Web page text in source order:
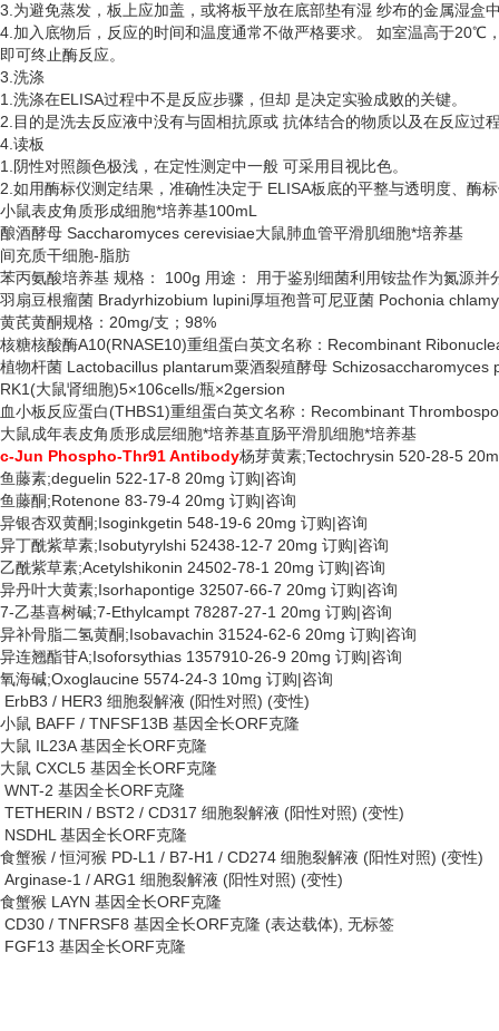
3.为避免蒸发，板上应加盖，或将板平放在底部垫有湿 纱布的金属湿盒
4.加入底物后，反应的时间和温度通常不做严格要求。 如室温高于20℃
即可终止酶反应。
3.洗涤
1.洗涤在ELISA过程中不是反应步骤，但却 是决定实验成败的关键。
2.目的是洗去反应液中没有与固相抗原或 抗体结合的物质以及在反应过
4.读板
1.阴性对照颜色极浅，在定性测定中一般 可采用目视比色。
2.如用酶标仪测定结果，准确性决定于 ELISA板底的平整与透明度、酶
小鼠表皮角质形成细胞*培养基100mL
酿酒酵母 Saccharomyces cerevisiae大鼠肺血管平滑肌细胞*培养基
间充质干细胞-脂肪
苯丙氨酸培养基 规格：
100g 用途： 用于鉴别细菌利用铵盐作为氮源并
羽扇豆根瘤菌 Bradyrhizobium lupini厚垣孢普可尼亚菌 Pochonia
黄芪黄酮规格： 20mg/支；98%
核糖核酸酶A10(RNASE10)重组蛋白英文名称：Recombinant
植物杆菌 Lactobacillus plantarum粟酒裂殖酵母 Schizosaccharomyces
RK1(大鼠肾细胞)5×106cells/瓶×2gersion
血小板反应蛋白(THBS1)重组蛋白英文名称：Recombinant
大鼠成年表皮角质形成层细胞*培养基直肠平滑肌细胞*培养基
c-Jun Phospho-Thr91 Antibody杨芽黄素;Tectochrysin 520-28-5
鱼藤素;deguelin 522-17-8 20mg 订购|咨询
鱼藤酮;Rotenone 83-79-4 20mg 订购|咨询
异银杏双黄酮;Isoginkgetin 548-19-6 20mg 订购|咨询
异丁酰紫草素;Isobutyrylshi 52438-12-7 20mg 订购|咨询
乙酰紫草素;Acetylshikonin 24502-78-1 20mg 订购|咨询
异丹叶大黄素;Isorhapontige 32507-66-7 20mg 订购|咨询
7-乙基喜树碱;7-Ethylcampt 78287-27-1 20mg 订购|咨询
异补骨脂二氢黄酮;Isobavachin 31524-62-6 20mg 订购|咨询
异连翘酯苷A;Isoforsythias 1357910-26-9 20mg 订购|咨询
氧海碱;Oxoglaucine 5574-24-3 10mg 订购|咨询
ErbB3 / HER3 细胞裂解液 (阳性对照) (变性)
小鼠 BAFF / TNFSF13B 基因全长ORF克隆
大鼠 IL23A 基因全长ORF克隆
大鼠 CXCL5 基因全长ORF克隆
WNT-2 基因全长ORF克隆
TETHERIN / BST2 / CD317 细胞裂解液 (阳性对照) (变性)
NSDHL 基因全长ORF克隆
食蟹猴 / 恒河猴 PD-L1 / B7-H1 / CD274 细胞裂解液 (阳性对照) (变性)
Arginase-1 / ARG1 细胞裂解液 (阳性对照) (变性)
食蟹猴 LAYN 基因全长ORF克隆
CD30 / TNFRSF8 基因全长ORF克隆 (表达载体), 无标签
FGF13 基因全长ORF克隆